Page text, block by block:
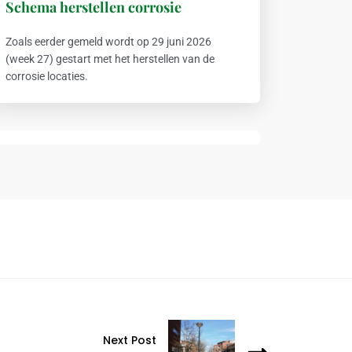
Schema herstellen corrosie
Zoals eerder gemeld wordt op 29 juni 2026
(week 27) gestart met het herstellen van de
corrosie locaties.
Next Post